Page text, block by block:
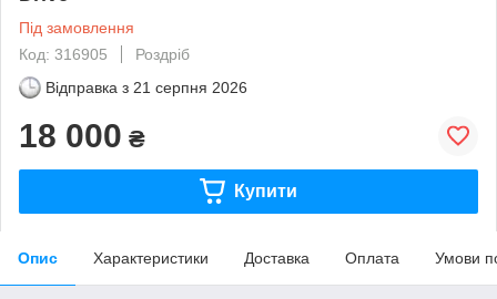
Під замовлення
Код: 316905
Роздріб
Відправка з 21 серпня 2026
18 000 ₴
Купити
Опис Характеристики Доставка Оплата Умови